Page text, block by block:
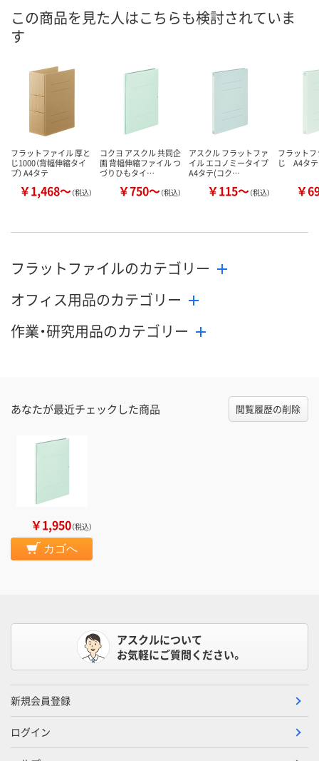
8月7日（金）
カゴへ カゴへ カ
この商品を見た人はこちらも検討されていま
す
フラットファイル 厚と
じ1000（背幅伸縮タイ
プ） A4タテ
￥1,468～（税込）
コクヨ アスクル 共同企
画 背幅伸縮ファイル つ
づりひもタイ…
￥750～（税込）
アスクル フラットファ
イル エコノミータイプ
A4タテ(コク…
￥115～（税込）
フラット
じ A4タ
￥
フラットファイルのカテゴリー
オフィス用品のカテゴリー
作業・研究用品のカテゴリー
あなたが最近チェックした商品 閲覧履歴の削除
￥1,950（税込）
カゴへ
アスクルについて
お気軽にご質問ください。
新規会員登録
ログイン